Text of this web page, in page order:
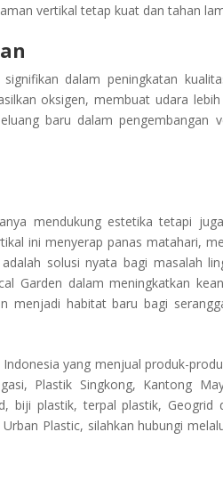
vertikal tetap kuat dan tahan
dalam peningkatan
oksigen, membuat udara lebih
baru dalam pengembangan
mendukung estetika tetapi
ini menyerap panas matahari,
solusi nyata bagi masalah
Garden dalam meningkatkan
menjadi habitat baru bagi
yang menjual produk-
Plastik Singkong, Kantong
biji plastik, terpal plastik, Geogrid
Plastic, silahkan hubungi